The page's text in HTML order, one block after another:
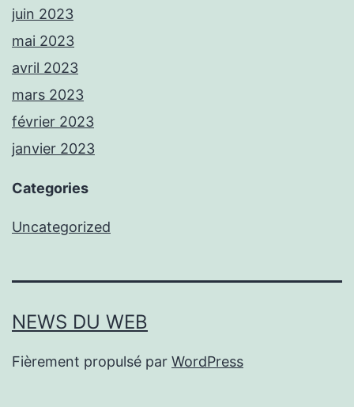
juin 2023
mai 2023
avril 2023
mars 2023
février 2023
janvier 2023
Categories
Uncategorized
NEWS DU WEB
Fièrement propulsé par WordPress